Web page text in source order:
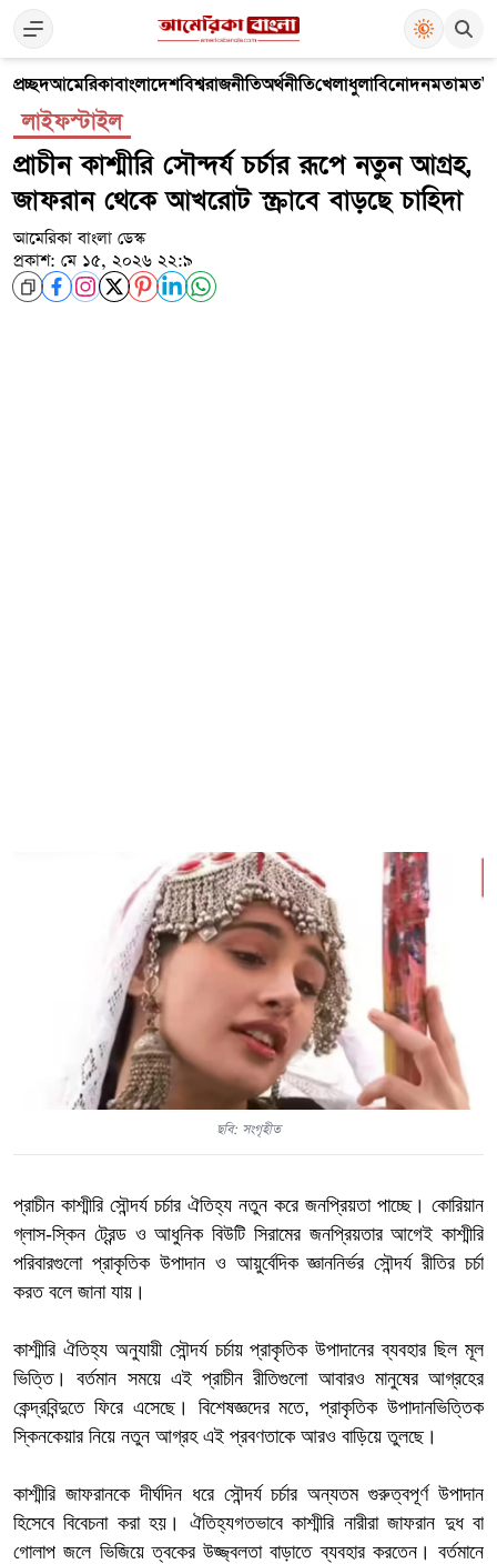
প্রচ্ছদআমেরিকাবাংলাদেশবিশ্বরাজনীতিঅর্থনীতিখেলাধুলাবিনোদনমতামত
লাইফস্টাইল
প্রাচীন কাশ্মীরি সৌন্দর্য চর্চার রূপে নতুন আগ্রহ,
জাফরান থেকে আখরোট স্ক্রাবে বাড়ছে চাহিদা
আমেরিকা বাংলা ডেস্ক
প্রকাশ: মে ১৫, ২০২৬ ২২:৯
ছবি: সংগৃহীত
প্রাচীন কাশ্মীরি সৌন্দর্য চর্চার ঐতিহ্য নতুন করে জনপ্রিয়তা পাচ্ছে। কোরিয়ান
গ্লাস-স্কিন ট্রেন্ড ও আধুনিক বিউটি সিরামের জনপ্রিয়তার আগেই কাশ্মীরি
পরিবারগুলো প্রাকৃতিক উপাদান ও আয়ুর্বেদিক জ্ঞাননির্ভর সৌন্দর্য রীতির চর্চা
করত বলে জানা যায়।
কাশ্মীরি ঐতিহ্য অনুযায়ী সৌন্দর্য চর্চায় প্রাকৃতিক উপাদানের ব্যবহার ছিল মূল
ভিত্তি। বর্তমান সময়ে এই প্রাচীন রীতিগুলো আবারও মানুষের আগ্রহের
কেন্দ্রবিন্দুতে ফিরে এসেছে। বিশেষজ্ঞদের মতে, প্রাকৃতিক উপাদানভিত্তিক
স্কিনকেয়ার নিয়ে নতুন আগ্রহ এই প্রবণতাকে আরও বাড়িয়ে তুলছে।
কাশ্মীরি জাফরানকে দীর্ঘদিন ধরে সৌন্দর্য চর্চার অন্যতম গুরুত্বপূর্ণ উপাদান
হিসেবে বিবেচনা করা হয়। ঐতিহ্যগতভাবে কাশ্মীরি নারীরা জাফরান দুধ বা
গোলাপ জলে ভিজিয়ে ত্বকের উজ্জ্বলতা বাড়াতে ব্যবহার করতেন। বর্তমানে